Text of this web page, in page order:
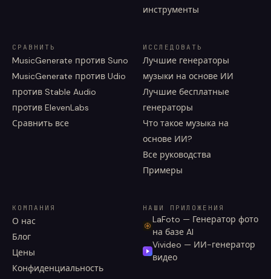
инструменты
СРАВНИТЬ
MusicGenerate против Suno
MusicGenerate против Udio
против Stable Audio
против ElevenLabs
Сравнить все
ИССЛЕДОВАТЬ
Лучшие генераторы
музыки на основе ИИ
Лучшие бесплатные
генераторы
Что такое музыка на
основе ИИ?
Все руководства
Примеры
КОМПАНИЯ
О нас
Блог
Цены
Конфиденциальность
НАШИ ПРИЛОЖЕНИЯ
LaFoto — Генератор фото
на базе AI
Vivideo — ИИ-генератор
видео